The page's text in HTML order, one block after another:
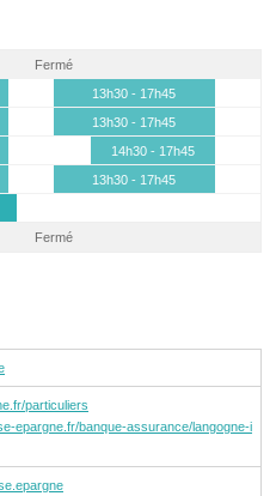
Fermé
13h30 - 17h45
13h30 - 17h45
14h30 - 17h45
13h30 - 17h45
Fermé
particuliers
epargne.fr/banque-assurance/langogne-i